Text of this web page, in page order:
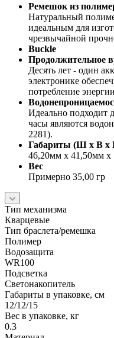
Ремешок из
Натуральный
идеальным для
чрезвычайной
Buckle
Продолжительное
Десять лет - один
электронике
потребление
Идеально подходит
часы являются
2281).
Габариты (Ш x В x
46,20мм x 41,50мм x
Вес
Примерно 35,00 гр
Тип механизма
Кварцевые
Тип браслета/ремешка
Полимер
Водозащита
WR100
Подсветка
Светонакопитель
Габариты в упаковке, см
12/12/15
Вес в упаковке, кг
0.3